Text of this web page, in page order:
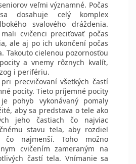
veľmi významné. Počas
dosahuje celý komplex
svalového dráždenia.
cvičenci preciťovať počas
ale aj po ich ukončení počas
Takouto cielenou pozornosťou
a vnemy rôznych kvalít,
i perifériu.
precvičovaní všetkých častí
pocity. Tieto príjemné pocity
pohyb vykonávaný pomaly
aby sa predstava o tele ako
jeho častiach čo najviac
stavu tela, aby rozdiel
najmenší. Toho možno
cvičením zameraným na
častí tela. Vnímanie sa